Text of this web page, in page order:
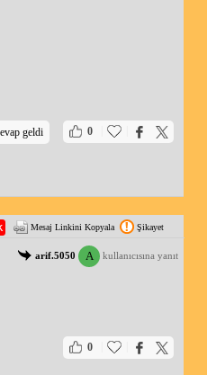
0
geldi
Mesaj Linkini Kopyala Şikayet
arif.5050 A kullanıcısına yanıt
0